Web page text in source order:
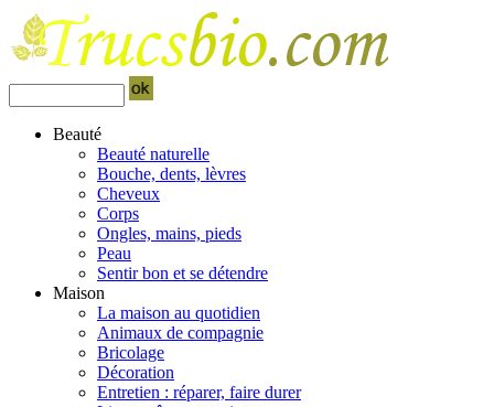
Beauté
Beauté naturelle
Bouche, dents, lèvres
Cheveux
Corps
Ongles, mains, pieds
Peau
Sentir bon et se détendre
Maison
La maison au quotidien
Animaux de compagnie
Bricolage
Décoration
Entretien : réparer, faire durer